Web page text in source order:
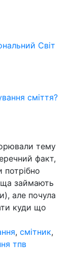
Світ
сміття?
тему
факт,
потрібно
займають
але почула
куди що
, смітник,
тпв